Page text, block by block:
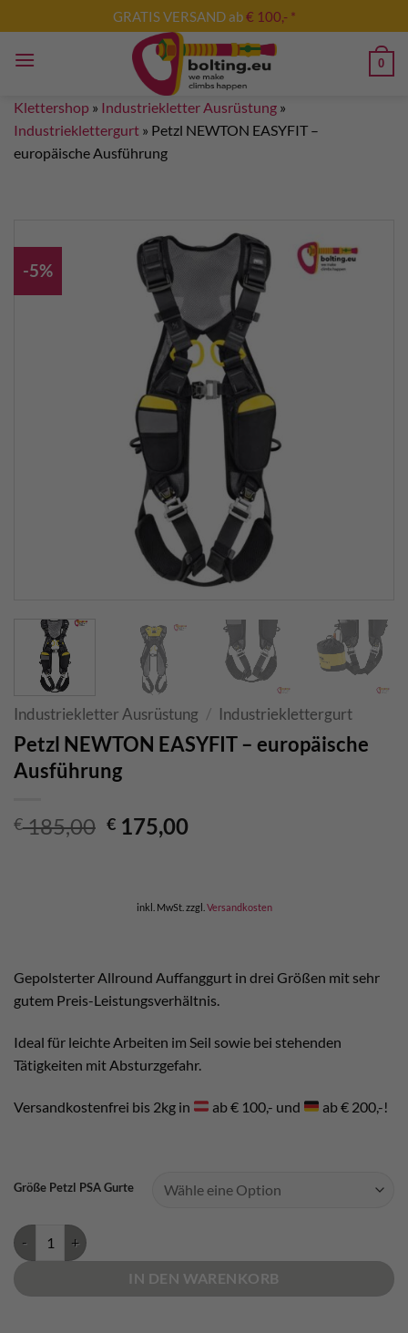
Inhalt
springen
GRATIS VERSAND ab€ 100,- *
0
Klettershop » Industriekletter Ausrüstung »
Industrieklettergurt » Petzl NEWTON EASYFIT –
europäische Ausführung
-5%
Industriekletter Ausrüstung / Industrieklettergurt
Petzl NEWTON EASYFIT – europäische
Ausführung
€185,00 Ursprünglicher
€ 175,00Aktueller
inkl. MwSt. zzgl. Versandkosten
Gepolsterter Allround Auffanggurt in drei Größen mit sehr
gutem Preis-Leistungsverhältnis.
Ideal für leichte Arbeiten im Seil sowie bei stehenden
Tätigkeiten mit Absturzgefahr.
Versandkostenfrei bis 2kg in ab € 100,- und ab € 200,-!
Größe Petzl PSA Gurte
Petzl NEWTON EASYFIT - europäische Ausführung Menge
IN DEN WARENKORB